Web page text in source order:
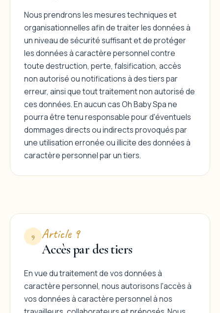
Nous prendrons les mesures techniques et
organisationnelles afin de traiter les données à
un niveau de sécurité suffisant et de protéger
les données à caractère personnel contre
toute destruction, perte, falsification, accès
non autorisé ou notifications à des tiers par
erreur, ainsi que tout traitement non autorisé de
ces données. En aucun cas Oh Baby Spa ne
pourra être tenu responsable pour d'éventuels
dommages directs ou indirects provoqués par
une utilisation erronée ou illicite des données à
caractère personnel par un tiers.
9
Article 9
Accès par des tiers
En vue du traitement de vos données à
caractère personnel, nous autorisons l'accès à
vos données à caractère personnel à nos